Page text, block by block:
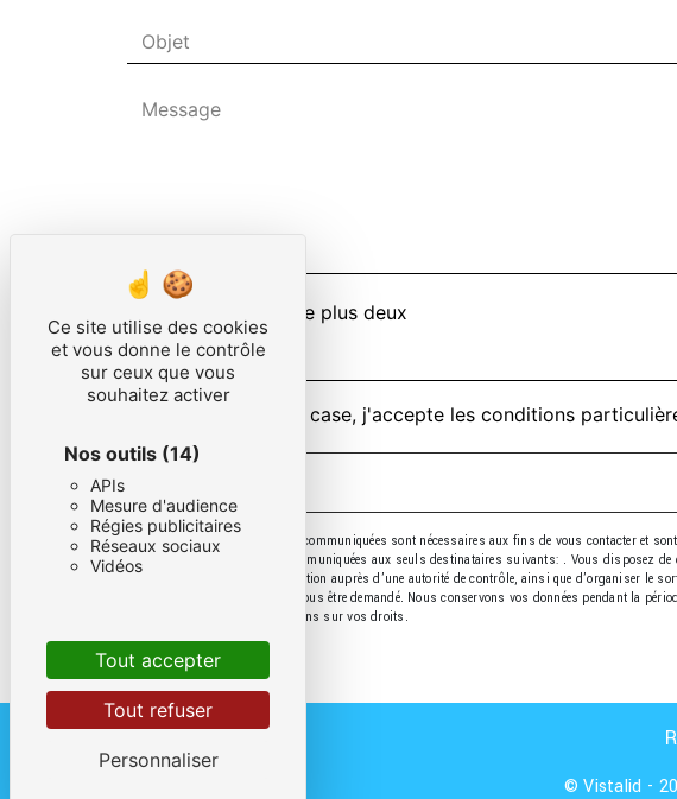
Combien font quatre plus deux
En cochant cette case, j'accepte les conditions
** Les données personnelles communiquées sont nécessaires aux fins de vous contacter et
données collectées seront communiquées aux seuls destinataires suivants: . Vous disposez
droit d’introduire une réclamation auprès d’une autorité de contrôle, ainsi que d’organiser le
justificatif d'identité pourra vous être demandé. Nous conservons vos données pendant la
cnil.fr pour plus d’informations sur vos droits.
©Vistalid -
Ce site utilise des cookies
et vous donne le contrôle
sur ceux que vous
souhaitez activer
Nos outils (14)
APIs
Mesure d'audience
Régies publicitaires
Réseaux sociaux
Vidéos
Tout accepter
Tout refuser
Personnaliser